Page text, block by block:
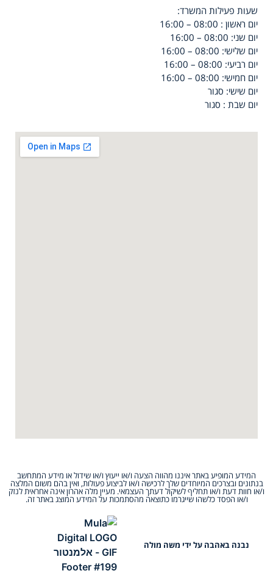
שעות פעילות המשרד:
יום ראשון : 08:00 – 16:00
יום שני: 08:00 – 16:00
יום שלישי: 08:00 – 16:00
יום רביעי: 08:00 – 16:00
יום חמישי: 08:00 – 16:00
יום שישי: סגור
יום שבת : סגור
המידע המופיע באתר איננו מהווה הצעה ו/או ייעוץ ו/או שידול או מידע המתחשב
בנתונים ובצרכים המיוחדים שלך לרכישה ו/או לביצוע פעולות, ואין בהם משום המלצה
ו/או חוות דעת ו/או תחליף לשיקול דעתך העצמאי. מעיין מלה אהרון אינה אחראית לנזק
ו/או הפסד כלשהו שייגרמו כתוצאה מהסתמכות על המידע המוצג באתר זה.
נבנה באהבה על ידי משה מולה